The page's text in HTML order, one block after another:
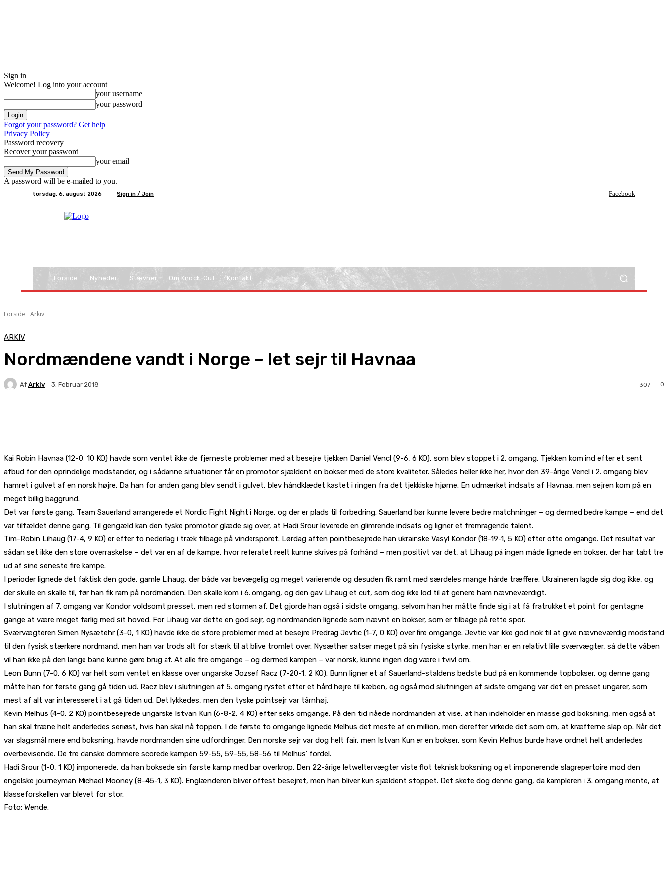
Sign in
Welcome! Log into your account
your username
your password
Forgot your password? Get help
Privacy Policy
Password recovery
Recover your password
your email
A password will be e-mailed to you.
torsdag, 6. august 2026 Sign in / Join Facebook
Forside Nyheder Stævner Om Knock-Out Kontakt
Forside Arkiv
ARKIV
Nordmændene vandt i Norge – let sejr til Havnaa
Af Arkiv 3. Februar 2018 0
307
Kai Robin Havnaa (12-0, 10 KO) havde som ventet ikke de fjerneste problemer med at besejre tjekken Daniel Vencl (9-6, 6 KO), som blev stoppet i 2. omgang. Tjekken kom ind efter et sent
afbud for den oprindelige modstander, og i sådanne situationer får en promotor sjældent en bokser med de store kvaliteter. Således heller ikke her, hvor den 39-årige Vencl i 2. omgang blev
hamret i gulvet af en norsk højre. Da han for anden gang blev sendt i gulvet, blev håndklædet kastet i ringen fra det tjekkiske hjørne. En udmærket indsats af Havnaa, men sejren kom på en
meget billig baggrund.
Det var første gang, Team Sauerland arrangerede et Nordic Fight Night i Norge, og der er plads til forbedring. Sauerland bør kunne levere bedre matchninger – og dermed bedre kampe – end det
var tilfældet denne gang. Til gengæld kan den tyske promotor glæde sig over, at Hadi Srour leverede en glimrende indsats og ligner et fremragende talent.
Tim-Robin Lihaug (17-4, 9 KO) er efter to nederlag i træk tilbage på vindersporet. Lørdag aften pointbesejrede han ukrainske Vasyl Kondor (18-19-1, 5 KO) efter otte omgange. Det resultat var
sådan set ikke den store overraskelse – det var en af de kampe, hvor referatet reelt kunne skrives på forhånd – men positivt var det, at Lihaug på ingen måde lignede en bokser, der har tabt tre
ud af sine seneste fire kampe.
I perioder lignede det faktisk den gode, gamle Lihaug, der både var bevægelig og meget varierende og desuden fik ramt med særdeles mange hårde træffere. Ukraineren lagde sig dog ikke, og
der skulle en skalle til, før han fik ram på nordmanden. Den skalle kom i 6. omgang, og den gav Lihaug et cut, som dog ikke lod til at genere ham nævneværdigt.
I slutningen af 7. omgang var Kondor voldsomt presset, men red stormen af. Det gjorde han også i sidste omgang, selvom han her måtte finde sig i at få fratrukket et point for gentagne
gange at være meget farlig med sit hoved. For Lihaug var dette en god sejr, og nordmanden lignede som nævnt en bokser, som er tilbage på rette spor.
Sværvægteren Simen Nysætehr (3-0, 1 KO) havde ikke de store problemer med at besejre Predrag Jevtic (1-7, 0 KO) over fire omgange. Jevtic var ikke god nok til at give nævneværdig modstand
til den fysisk stærkere nordmand, men han var trods alt for stærk til at blive tromlet over. Nysæther satser meget på sin fysiske styrke, men han er en relativt lille sværvægter, så dette våben
vil han ikke på den lange bane kunne gøre brug af. At alle fire omgange – og dermed kampen – var norsk, kunne ingen dog være i tvivl om.
Leon Bunn (7-0, 6 KO) var helt som ventet en klasse over ungarske Jozsef Racz (7-20-1, 2 KO). Bunn ligner et af Sauerland-staldens bedste bud på en kommende topbokser, og denne gang
måtte han for første gang gå tiden ud. Racz blev i slutningen af 5. omgang rystet efter et hård højre til kæben, og også mod slutningen af sidste omgang var det en presset ungarer, som
mest af alt var interesseret i at gå tiden ud. Det lykkedes, men den tyske pointsejr var tårnhøj.
Kevin Melhus (4-0, 2 KO) pointbesejrede ungarske Istvan Kun (6-8-2, 4 KO) efter seks omgange. På den tid nåede nordmanden at vise, at han indeholder en masse god boksning, men også at
han skal træne helt anderledes seriøst, hvis han skal nå toppen. I de første to omgange lignede Melhus det meste af en million, men derefter virkede det som om, at kræfterne slap op. Når det
var slagsmål mere end boksning, havde nordmanden sine udfordringer. Den norske sejr var dog helt fair, men Istvan Kun er en bokser, som Kevin Melhus burde have ordnet helt anderledes
overbevisende. De tre danske dommere scorede kampen 59-55, 59-55, 58-56 til Melhus’ fordel.
Hadi Srour (1-0, 1 KO) imponerede, da han boksede sin første kamp med bar overkrop. Den 22-årige letweltervægter viste flot teknisk boksning og et imponerende slagrepertoire mod den
engelske journeyman Michael Mooney (8-45-1, 3 KO). Englænderen bliver oftest besejret, men han bliver kun sjældent stoppet. Det skete dog denne gang, da kampleren i 3. omgang mente, at
klasseforskellen var blevet for stor.
Foto: Wende.